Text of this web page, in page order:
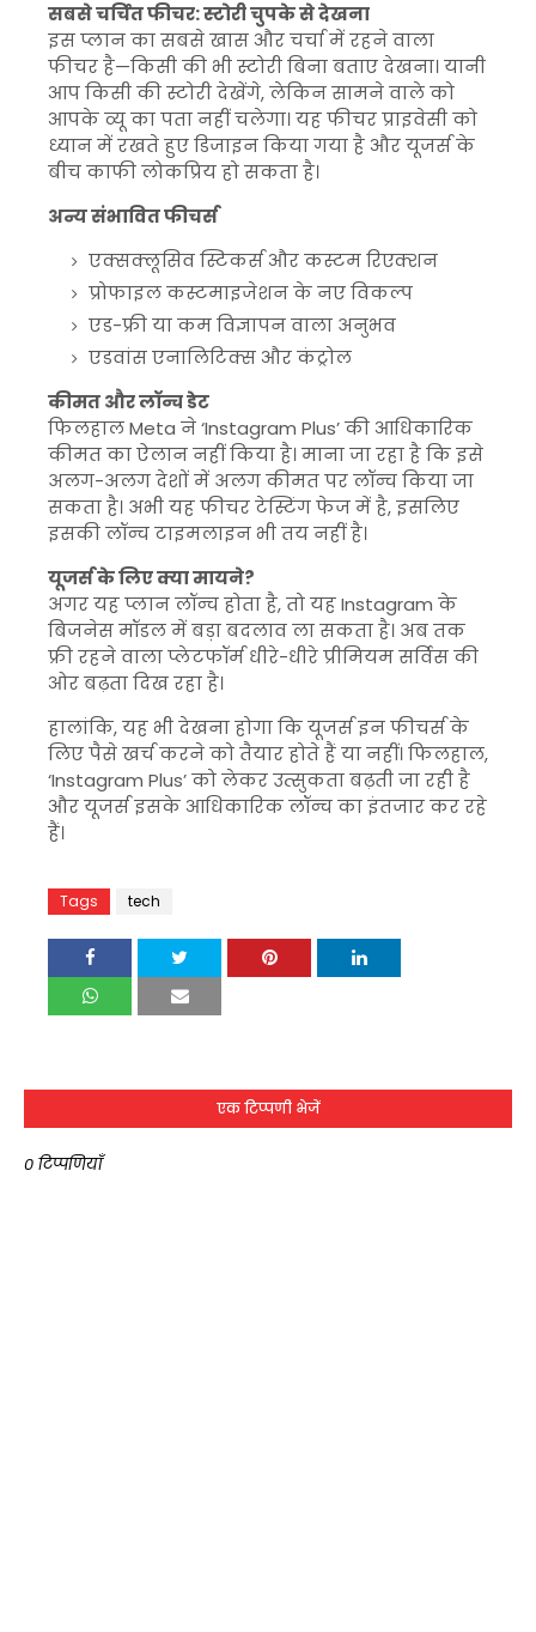
सबसे चर्चित फीचर: स्टोरी चुपके से देखना
इस प्लान का सबसे खास और चर्चा में रहने वाला
फीचर है—किसी की भी स्टोरी बिना बताए देखना। यानी
आप किसी की स्टोरी देखेंगे, लेकिन सामने वाले को
आपके व्यू का पता नहीं चलेगा। यह फीचर प्राइवेसी को
ध्यान में रखते हुए डिजाइन किया गया है और यूजर्स के
बीच काफी लोकप्रिय हो सकता है।
अन्य संभावित फीचर्स
एक्सक्लूसिव स्टिकर्स और कस्टम रिएक्शन
प्रोफाइल कस्टमाइजेशन के नए विकल्प
एड-फ्री या कम विज्ञापन वाला अनुभव
एडवांस एनालिटिक्स और कंट्रोल
कीमत और लॉन्च डेट
फिलहालMeta ने ‘Instagram Plus’ की आधिकारिक
कीमत का ऐलान नहीं किया है। माना जा रहा है कि इसे
अलग-अलग देशों में अलग कीमत पर लॉन्च किया जा
सकता है। अभी यह फीचर टेस्टिंग फेज में है, इसलिए
इसकी लॉन्च टाइमलाइन भी तय नहीं है।
यूजर्स के लिए क्या मायने?
अगर यह प्लान लॉन्च होता है, तो यहInstagram के
बिजनेस मॉडल में बड़ा बदलाव ला सकता है। अब तक
फ्री रहने वाला प्लेटफॉर्म धीरे-धीरे प्रीमियम सर्विस की
ओर बढ़ता दिख रहा है।
हालांकि, यह भी देखना होगा कि यूजर्स इन फीचर्स के
लिए पैसे खर्च करने को तैयार होते हैं या नहीं। फिलहाल,
‘Instagram Plus’ को लेकर उत्सुकता बढ़ती जा रही है
और यूजर्स इसके आधिकारिक लॉन्च का इंतजार कर रहे
हैं।
Tags tech
एक टिप्पणी भेजें
0 टिप्पणियाँ